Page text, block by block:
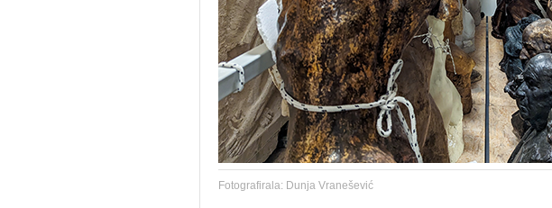
Fotografirala: Dunja Vranešević